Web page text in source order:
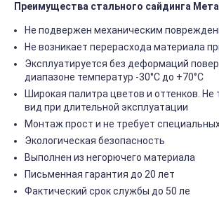
Преимущества стального сайдинга
Не подвержен механическим
Не возникает перерасхода материала
Эксплуатируется без деформаций
диапазоне температур -30°C до +70°C
Широкая палитра цветов и оттенков. Не
вид при длительной эксплуатации
Монтаж прост и не требует
Экологическая безопасность
Выполнен из негорючего материала
Письменная гарантия до 20 лет
Фактический срок службы до 50 ле